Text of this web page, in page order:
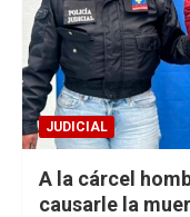
JUDICIAL
A la cárcel
causarle la